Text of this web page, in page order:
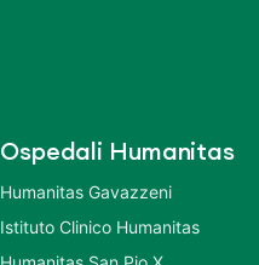
Ospedali Humanitas
Humanitas Gavazzeni
Istituto Clinico Humanitas